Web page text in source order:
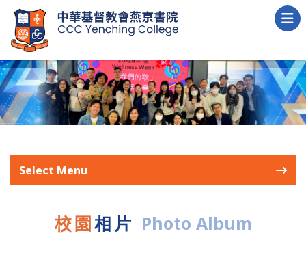
Select Menu
校園相片 Photo Album